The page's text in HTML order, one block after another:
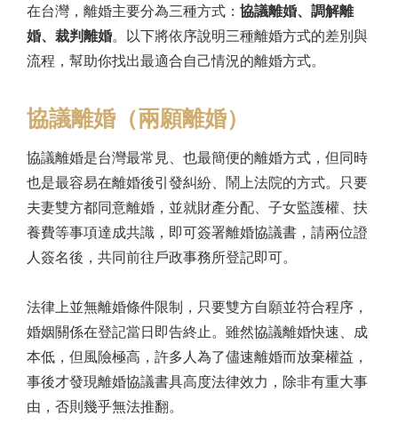
在台灣，離婚主要分為三種方式： 協議離婚、調解離
婚、裁判離婚。以下將依序說明三種離婚方式的差別與
流程，幫助你找出最適合自己情況的離婚方式。
協議離婚（兩願離婚）
協議離婚是台灣最常見、也最簡便的離婚方式，但同時
也是最容易在離婚後引發糾紛、鬧上法院的方式。只要
夫妻雙方都同意離婚，並就財產分配、子女監護權、扶
養費等事項達成共識，即可簽署離婚協議書，請兩位證
人簽名後，共同前往戶政事務所登記即可。
法律上並無離婚條件限制，只要雙方自願並符合程序，
婚姻關係在登記當日即告終止。雖然協議離婚快速、成
本低，但風險極高，許多人為了儘速離婚而放棄權益，
事後才發現離婚協議書具高度法律效力，除非有重大事
由，否則幾乎無法推翻。